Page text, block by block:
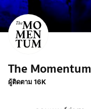
The Momentum
ผู้ติดตาม 16K